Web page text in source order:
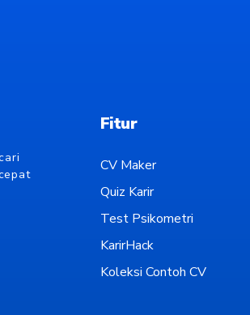
Fitur
CV Maker
Quiz Karir
Test Psikometri
KarirHack
Koleksi Contoh CV